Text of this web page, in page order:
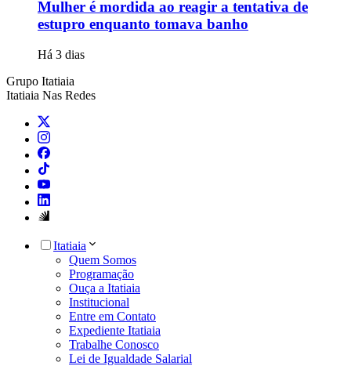
Mulher é mordida ao reagir a tentativa de
estupro enquanto tomava banho
Há 3 dias
Grupo Itatiaia
Itatiaia Nas Redes
Itatiaia
Quem Somos
Programação
Ouça a Itatiaia
Institucional
Entre em Contato
Expediente Itatiaia
Trabalhe Conosco
Lei de Igualdade Salarial